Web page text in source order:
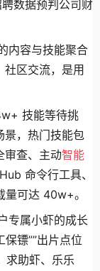
数据预判公司财
内容与技能聚合
社区交流，是用
技能等待挑
景，热门技能包
审查、主动智能
命令行工具、
可达 40w+。
专属小虾的成长
镖””出片点位
求助虾、乐乐